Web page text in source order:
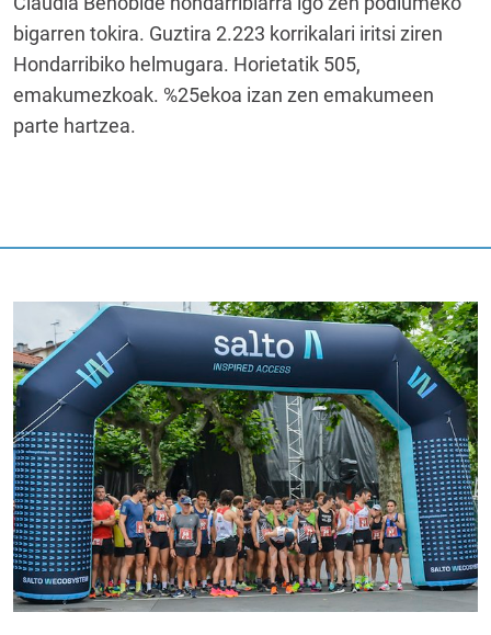
bigarren tokira. Guztira 2.223 korrikalari iritsi ziren
Hondarribiko helmugara. Horietatik 505,
emakumezkoak. %25ekoa izan zen emakumeen
parte hartzea.